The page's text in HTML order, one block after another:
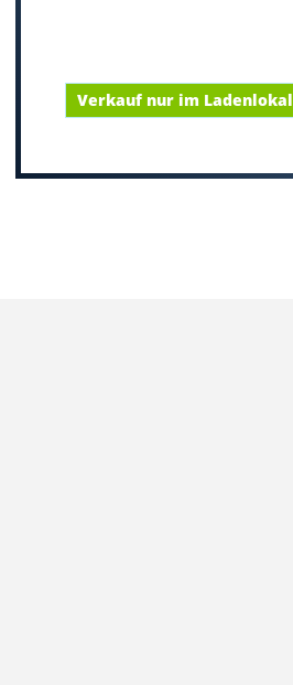
Verkauf nur im Ladenlokal